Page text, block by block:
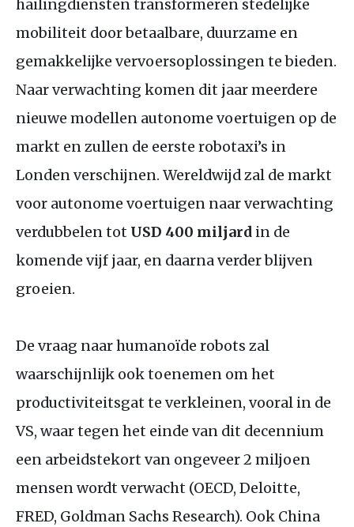
hailingdiensten transformeren stedelijke
mobiliteit door betaalbare, duurzame en
gemakkelijke vervoersoplossingen te bieden.
Naar verwachting komen dit jaar meerdere
nieuwe modellen autonome voertuigen op de
markt en zullen de eerste robotaxi’s in
Londen verschijnen. Wereldwijd zal de markt
voor autonome voertuigen naar verwachting
verdubbelen tot USD 400 miljard in de
komende vijf jaar, en daarna verder blijven
groeien.
De vraag naar humanoïde robots zal
waarschijnlijk ook toenemen om het
productiviteitsgat te verkleinen, vooral in de
VS, waar tegen het einde van dit decennium
een arbeidstekort van ongeveer 2 miljoen
mensen wordt verwacht (OECD, Deloitte,
FRED, Goldman Sachs Research). Ook China